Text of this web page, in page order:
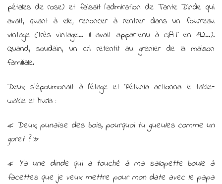
Trois)
pétales de rose) et faisait l’admiration de Tante Dinde qui
avait, quant à elle, renoncer à rentrer dans un fourreau
vintage (très vintage… il avait appartenu à GAT en 192…).
Quand, soudain, un cri retentit au grenier de la maison
familiale.
Deux s’époumonait à l’étage et Pétunia actionna le talkie-
walkie et hurla :
« Deux, punaise des bois, pourquoi tu gueules comme un
goret ?»
« Y’a une dinde qui a touché à ma salopette boule à
facettes que je veux mettre pour mon date avec le papa